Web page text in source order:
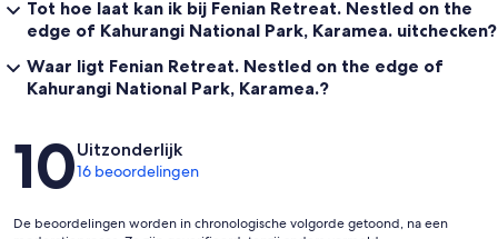
Tot hoe laat kan ik bij Fenian Retreat. Nestled on the
edge of Kahurangi National Park, Karamea. uitchecken?
Waar ligt Fenian Retreat. Nestled on the edge of
Kahurangi National Park, Karamea.?
Beoordelingen
10Uitzonderlijk
16 beoordelingen
De beoordelingen worden in chronologische volgorde getoond, na een